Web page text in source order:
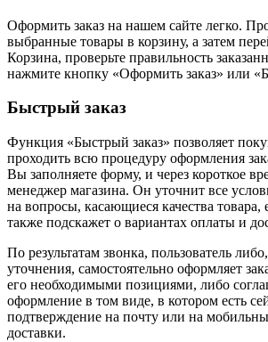
Оформить заказ на нашем сайте легко.
выбранные товары в корзину, а затем
Корзина, проверьте правильность
нажмите кнопку «Оформить заказ» или
Быстрый заказ
Функция «Быстрый заказ» позволяет
проходить всю процедуру оформления
Вы заполняете форму, и через короткое
менеджер магазина. Он уточнит все
на вопросы, касающиеся качества товара,
также подскажет о вариантах оплаты и
По результатам звонка, пользователь
уточнения, самостоятельно оформляет
его необходимыми позициями, либо
оформление в том виде, в котором есть
подтверждение на почту или на
доставки.